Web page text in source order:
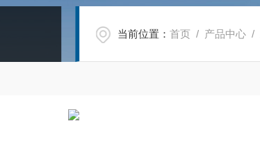
当前位置：首页 / 产品中心 /